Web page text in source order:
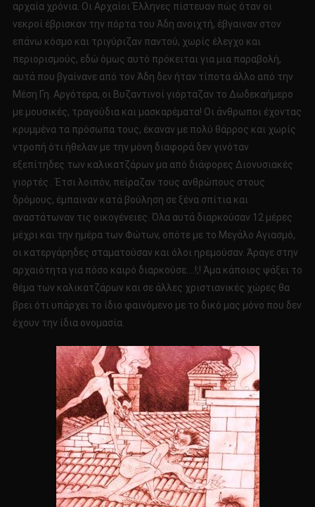
αρχαία χρόνια. Οι Αρχαίοι Έλληνες πίστευαν πώς όταν οι
νεκροί έβρισκαν την πόρτα του Άδη ανοιχτή, έβγαιναν στον
επάνω κόσμο και τριγύριζαν παντού, χωρίς έλεγχο και
περιορισμούς, εδώ όμως αυτό πρόκειται για μια παραβολή,
αυτά που βγαίνανε από τον Άδη δεν ήταν τίποτα άλλο από την
Μέση Γη. Αργότερα, οι Βυζαντινοί γιόρταζαν το Δωδεκαήμερο
με μουσικές, τραγούδια και μασκαρέματα! Οι άνθρωποι έχοντας
κρυμμένα τα πρόσωπα τους, έκαναν με πολύ θάρρος και χωρίς
ντροπή ότι ήθελαν με την μόνη διαφορά δεν γινόταν
εξεπίτηδες των καλικατζάρων μα από διάφορες Διονυσιακές
γιορτές . Έτσι λοιπόν, πείραζαν τους ανθρώπους στους
δρόμους, έμπαιναν κατά βούληση σε ξένα σπίτια και
αναστάτωναν τις οικογένειες. Όλα αυτά διαρκούσαν 12 μέρες
μέχρι και την ημέρα των Φώτων, οπότε με το Μεγάλο Αγιασμό,
οι κατεργάρηδες σταματούσαν και όλοι ηρεμούσαν. Άραγε στην
αρχαιότητα για πόσο καιρό διαρκούσε….!;! Άμα κάποιος ψάξει το
θέμα των καλικατζάρων και σε άλλες χριστιανικές χώρες θα
βρει ότι υπάρχει το ίδιο φαινόμενο με το δικό μας μόνο που δεν
έχουν την ίδια ονομασία.